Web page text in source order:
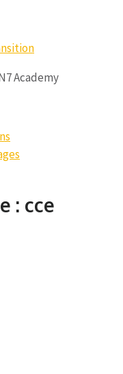
Academy
: cce